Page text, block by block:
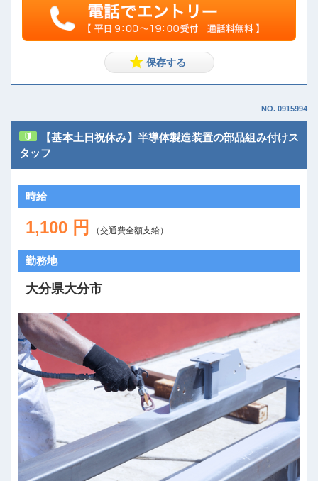
NO. 0915994
【基本土日祝休み】半導体製造装置の部品組み付けス
タッフ
時給
1,100 円 （交通費全額支給）
勤務地
大分県大分市